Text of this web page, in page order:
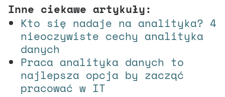
Inne ciekawe artykuły:
Kto się nadaje na analityka? 4
nieoczywiste cechy analityka
danych
Praca analityka danych to
najlepsza opcja by zacząć
pracować w IT